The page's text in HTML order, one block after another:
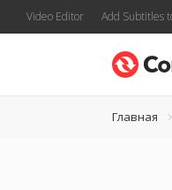
Video Editor Add Subtitles
Главная